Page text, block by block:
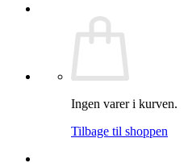
Ingen varer i kurven.
Tilbage til shoppen